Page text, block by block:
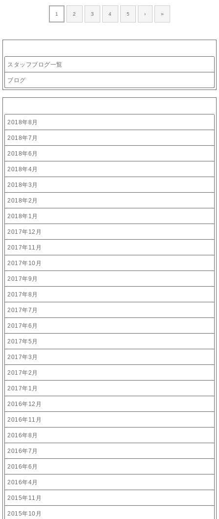
1 2 3 4 5 › »
スタッフブログ一覧
ブログ
2018年8月
2018年7月
2018年6月
2018年4月
2018年3月
2018年2月
2018年1月
2017年12月
2017年11月
2017年10月
2017年9月
2017年8月
2017年7月
2017年6月
2017年5月
2017年3月
2017年2月
2017年1月
2016年12月
2016年11月
2016年8月
2016年7月
2016年6月
2016年4月
2015年11月
2015年10月